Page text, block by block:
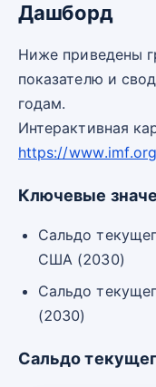
Дашборд
Ниже приведены
показателю и
годам.
Интерактивная
https://
Ключевые
Сальдо
США (2030)
Сальдо
(2030)
Сальдо